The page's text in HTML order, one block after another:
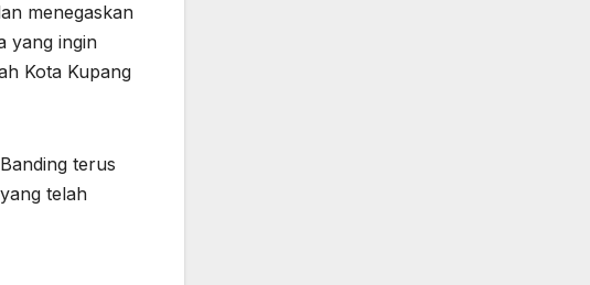
menegaskan
yang ingin
Kota Kupang
terus
telah